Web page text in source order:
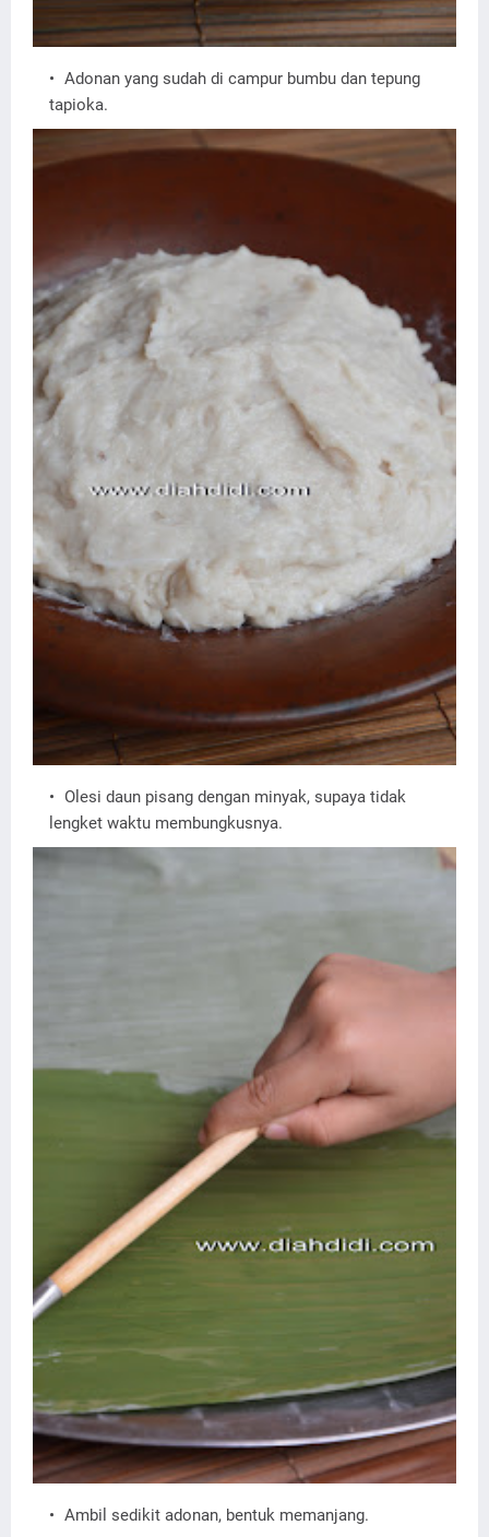
Adonan yang sudah di campur bumbu dan tepung
tapioka.
Olesi daun pisang dengan minyak, supaya tidak
lengket waktu membungkusnya.
Ambil sedikit adonan, bentuk memanjang.